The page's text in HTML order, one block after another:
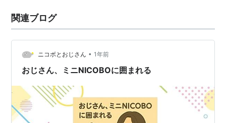
紹介キャンペーン」について まずは「NICO…
関連ブログ
ニコボとおじさん • 1年前
おじさん、ミニNICOBOに囲まれる